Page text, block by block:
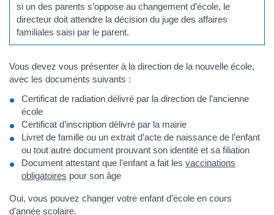
si un des parents s’oppose au changement d’école, le
directeur doit attendre la décision du juge des affaires
familiales saisi par le parent.
Vous devez vous présenter à la direction de la nouvelle école,
avec les documents suivants :
Certificat de radiation délivré par la direction de l’ancienne
école
Certificat d’inscription délivré par la mairie
Livret de famille ou un extrait d’acte de naissance de l’enfant
ou tout autre document prouvant son identité et sa filiation
Document attestant que l’enfant a fait les vaccinations
obligatoires pour son âge
Oui, vous pouvez changer votre enfant d’école en cours
d’année scolaire.